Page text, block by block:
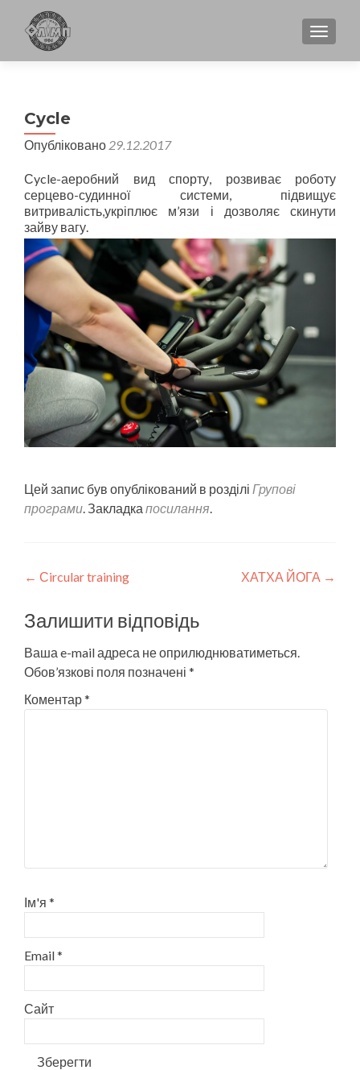
Сycle
Опубліковано 29.12.2017
Сycle-аеробний вид спорту, розвиває роботу
серцево-судинної системи, підвищує
витривалість,укріплює м’язи і дозволяє скинути
зайву вагу.
Цей запис був опублікований в розділі Групові
програми . Закладка посилання
Post
navigation
← Сircular training ХАТХА ЙОГА →
Залишити відповідь
Ваша e-mail адреса не оприлюднюватиметься.
Обов’язкові поля позначені *
Коментар*
Ім'я *
Email*
Сайт
Зберегти